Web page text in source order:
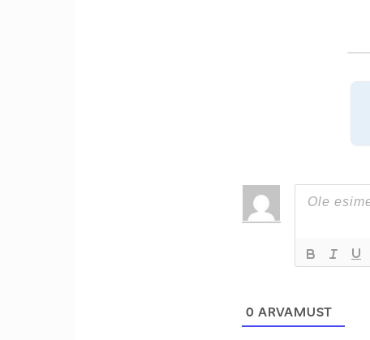
0 ARVAMUST